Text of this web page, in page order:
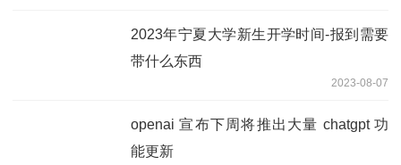
2023年宁夏大学新生开学时间-报到需要
带什么东西
2023-08-07
openai 宣布下周将推出大量 chatgpt 功
能更新